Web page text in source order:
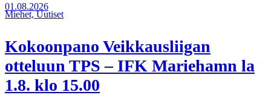
01.08.2026
Miehet, Uutiset
Kokoonpano Veikkausliigan
otteluun TPS – IFK Mariehamn la
1.8. klo 15.00